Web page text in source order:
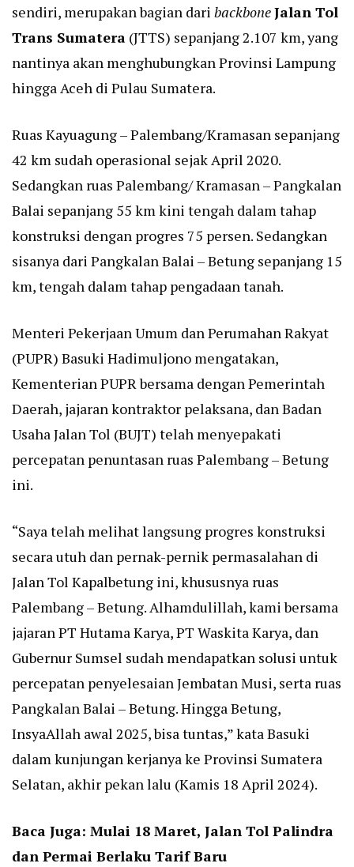
sendiri, merupakan bagian dari backboneJalan Tol
Trans Sumatera (JTTS) sepanjang 2.107 km, yang
nantinya akan menghubungkan Provinsi Lampung
hingga Aceh di Pulau Sumatera.
Ruas Kayuagung – Palembang/Kramasan sepanjang
42 km sudah operasional sejak April 2020.
Sedangkan ruas Palembang/ Kramasan – Pangkalan
Balai sepanjang 55 km kini tengah dalam tahap
konstruksi dengan progres 75 persen. Sedangkan
sisanya dari Pangkalan Balai – Betung sepanjang 15
km, tengah dalam tahap pengadaan tanah.
Menteri Pekerjaan Umum dan Perumahan Rakyat
(PUPR) Basuki Hadimuljono mengatakan,
Kementerian PUPR bersama dengan Pemerintah
Daerah, jajaran kontraktor pelaksana, dan Badan
Usaha Jalan Tol (BUJT) telah menyepakati
percepatan penuntasan ruas Palembang – Betung
ini.
“Saya telah melihat langsung progres konstruksi
secara utuh dan pernak-pernik permasalahan di
Jalan Tol Kapalbetung ini, khususnya ruas
Palembang – Betung. Alhamdulillah, kami bersama
jajaran PT Hutama Karya, PT Waskita Karya, dan
Gubernur Sumsel sudah mendapatkan solusi untuk
percepatan penyelesaian Jembatan Musi, serta ruas
Pangkalan Balai – Betung. Hingga Betung,
InsyaAllah awal 2025, bisa tuntas,” kata Basuki
dalam kunjungan kerjanya ke Provinsi Sumatera
Selatan, akhir pekan lalu (Kamis 18 April 2024).
Baca Juga: Mulai 18 Maret, Jalan Tol Palindra
dan Permai Berlaku Tarif Baru